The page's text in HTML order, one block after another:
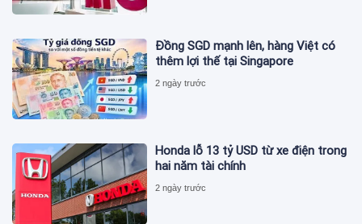
Đồng SGD mạnh lên, hàng Việt có
thêm lợi thế tại Singapore
2 ngày trước
Honda lỗ 13 tỷ USD từ xe điện trong
hai năm tài chính
2 ngày trước